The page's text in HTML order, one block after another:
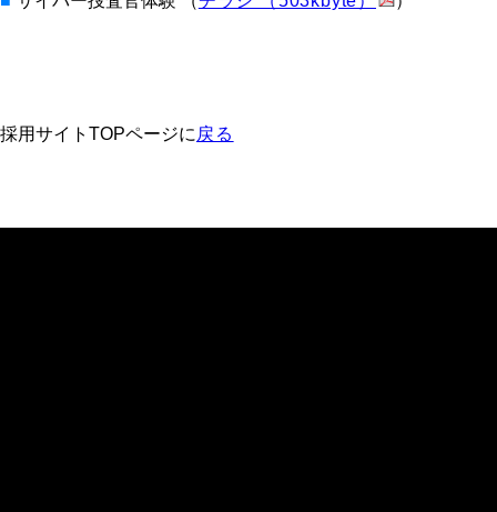
採用サイトTOPページに 戻る